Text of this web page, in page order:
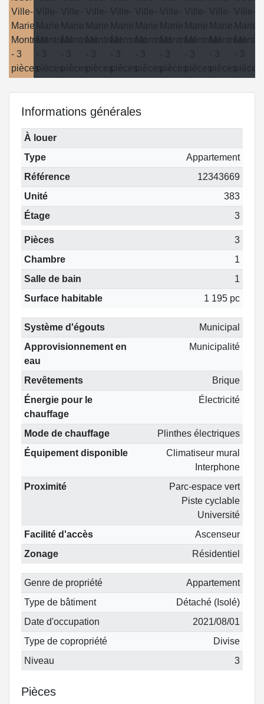
Informations générales
À louer
Type
Appartement
Référence
12343669
Unité
383
Étage
3
Pièces
3
Chambre
1
Salle de bain
1
Surface habitable
1 195 pc
Système d'égouts
Municipal
Approvisionnement en
eau
Municipalité
Revêtements
Brique
Énergie pour le
chauffage
Électricité
Mode de chauffage
Plinthes électriques
Équipement disponible
Climatiseur mural
Interphone
Proximité
Parc-espace vert
Piste cyclable
Université
Facilité d'accès
Ascenseur
Zonage
Résidentiel
Genre de propriété
Appartement
Type de bâtiment
Détaché (Isolé)
Date d'occupation
2021/08/01
Type de copropriété
Divise
Niveau
3
Pièces